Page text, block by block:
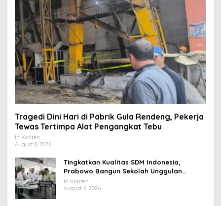
Tragedi Dini Hari di Pabrik Gula Rendeng, Pekerja
Tewas Tertimpa Alat Pengangkat Tebu
In Konten
August 8, 2026
Tingkatkan Kualitas SDM Indonesia,
Prabowo Bangun Sekolah Unggulan
hingga Undang Universitas Terbaik Dunia
In Konten
August 6, 2026